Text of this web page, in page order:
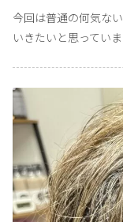
今回は普通の何気な
いきたいと思っていま